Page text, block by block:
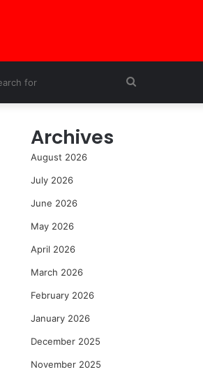
Archives
August 2026
July 2026
June 2026
May 2026
April 2026
March 2026
February 2026
January 2026
December 2025
November 2025